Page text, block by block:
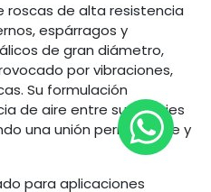
roscas de alta resistencia
espárragos y
de gran diámetro,
por vibraciones,
Su formulación
de aire entre superficies
una unión permanente y
para aplicaciones